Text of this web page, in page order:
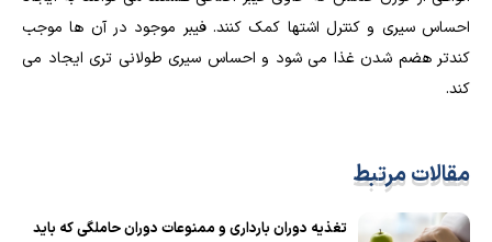
احساس سیری و کنترل اشتها کمک کنند. فیبر موجود در آن ها موجب
کندتر هضم شدن غذا می شود و احساس سیری طولانی تری ایجاد می
کند.
مقالات مرتبط
تغذیه دوران بارداری و ممنوعات دوران حاملگی که باید